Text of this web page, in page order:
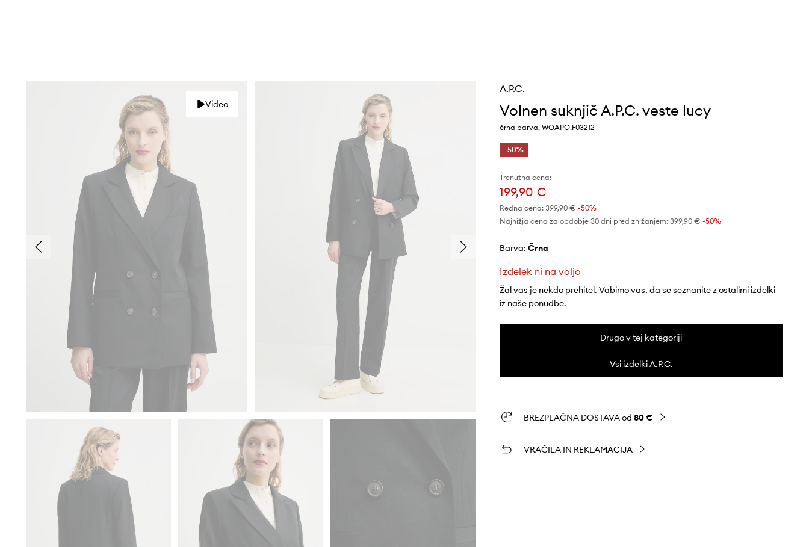
Video
A.P.C.
Volnen suknjič A.P.C. veste lucy
črna barva, WOAPO.F03212
-50%
Trenutna cena:
199,90 €
Redna cena: 399,90 € -50%
Najnižja cena za obdobje 30 dni pred znižanjem: 399,90 € -50%
Barva: črna
Izdelek ni na voljo
Žal vas je nekdo prehitel. Vabimo vas, da se seznanite z ostalimi izdelki
iz naše ponudbe.
Drugo v tej kategoriji
Vsi izdelki A.P.C.
BREZPLAČNA DOSTAVA od 80 €
VRAČILA IN REKLAMACIJA